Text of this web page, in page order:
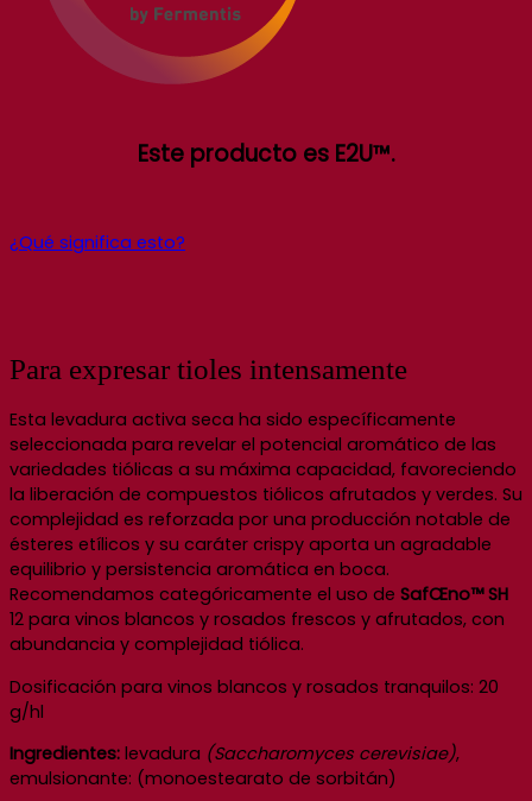
Este producto es E2U™.
¿Qué significa esto?
Para expresar tioles intensamente
Esta levadura activa seca ha sido específicamente
seleccionada para revelar el potencial aromático de las
variedades tiólicas a su máxima capacidad, favoreciendo
la liberación de compuestos tiólicos afrutados y verdes. Su
complejidad es reforzada por una producción notable de
ésteres etílicos y su caráter crispy aporta un agradable
equilibrio y persistencia aromática en boca.
Recomendamos categóricamente el uso de SafŒno™ SH
12 para vinos blancos y rosados frescos y afrutados, con
abundancia y complejidad tiólica.
Dosificación para vinos blancos y rosados tranquilos: 20
g/hl
Ingredientes: levadura (Saccharomyces cerevisiae),
emulsionante: (monoestearato de sorbitán)